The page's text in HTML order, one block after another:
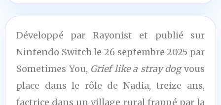
Développé par Rayonist et publié sur
Nintendo Switch le 26 septembre 2025 par
Sometimes You, Grief like a stray dogvous
place dans le rôle de Nadia, treize ans,
factrice dans un village rural frappé par la